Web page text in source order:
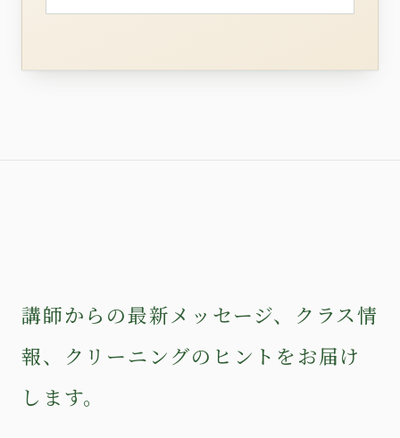
講師からの最新メッセージ、クラス情
報、クリーニングのヒントをお届け
します。